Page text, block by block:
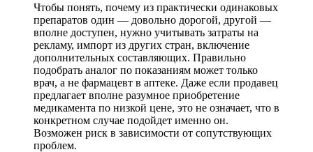
Чтобы понять, почему из практически одинаковых
препаратов один — довольно дорогой, другой —
вполне доступен, нужно учитывать затраты на
рекламу, импорт из других стран, включение
дополнительных составляющих. Правильно
подобрать аналог по показаниям может только
врач, а не фармацевт в аптеке. Даже если продавец
предлагает вполне разумное приобретение
медикамента по низкой цене, это не означает, что в
конкретном случае подойдет именно он.
Возможен риск в зависимости от сопутствующих
проблем.